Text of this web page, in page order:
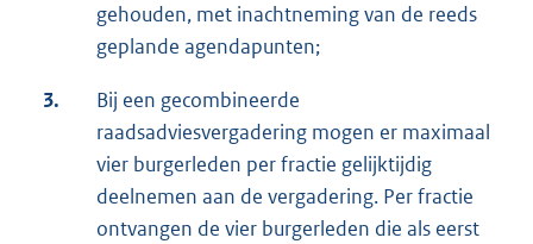
gehouden, met inachtneming van de reeds
geplande agendapunten;
3.
Bij een gecombineerde
raadsadviesvergadering mogen er maximaal
vier burgerleden per fractie gelijktijdig
deelnemen aan de vergadering. Per fractie
ontvangen de vier burgerleden die als eerst